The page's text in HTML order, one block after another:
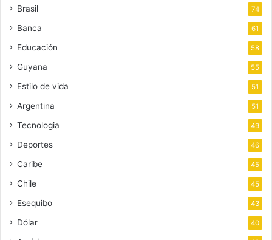
Brasil 74
Banca 61
Educación 58
Guyana 55
Estilo de vida 51
Argentina 51
Tecnologia 49
Deportes 46
Caribe 45
Chile 45
Esequibo 43
Dólar 40